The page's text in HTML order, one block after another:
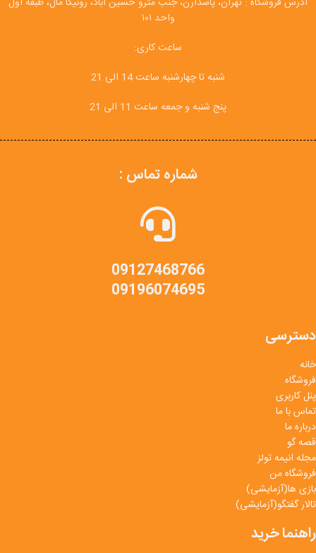
واحد ۱۰۱
ساعت کاری:
شنبه تا چهارشنبه ساعت 14 الی 21
پنج شنبه و جمعه ساعت 11 الی 21
شماره تماس :
09127468766
09196074695
دسترسی
خانه
فروشگاه
پنل کاربری
تماس با ما
درباره ما
قصه گو
مجله انیمه تولز
فروشگاه من
بازی ها(آزمایشی)
تالار گفتگو(آزمایشی)
راهنما خرید